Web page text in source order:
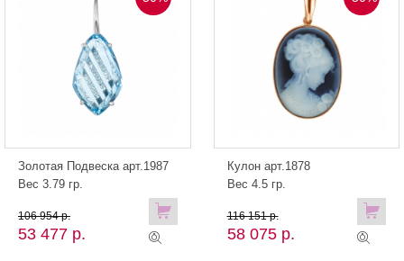
Золотая Подвеска арт.1987
Вес 3.79 гр.
53 477 р.
106 954 р.
Кулон арт.1878
Вес 4.5 гр.
58 075 р.
116 151 р.